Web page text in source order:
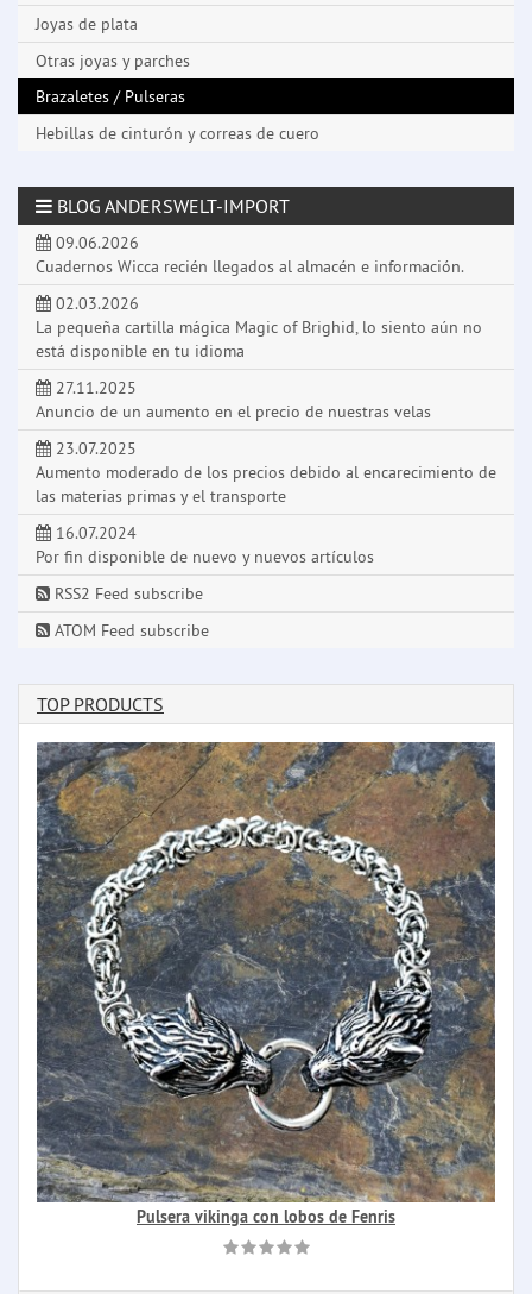
Joyas de plata
Otras joyas y parches
Brazaletes / Pulseras
Hebillas de cinturón y correas de cuero
BLOG ANDERSWELT-IMPORT
09.06.2026
Cuadernos Wicca recién llegados al almacén e información.
02.03.2026
La pequeña cartilla mágica Magic of Brighid, lo siento aún no
está disponible en tu idioma
27.11.2025
Anuncio de un aumento en el precio de nuestras velas
23.07.2025
Aumento moderado de los precios debido al encarecimiento de
las materias primas y el transporte
16.07.2024
Por fin disponible de nuevo y nuevos artículos
RSS2 Feed subscribe
ATOM Feed subscribe
TOP PRODUCTS
Pulsera vikinga con lobos de Fenris